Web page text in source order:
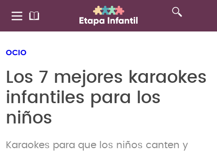
OCIO
Los 7 mejores karaokes
infantiles para los
niños
Karaokes para que los niños canten y